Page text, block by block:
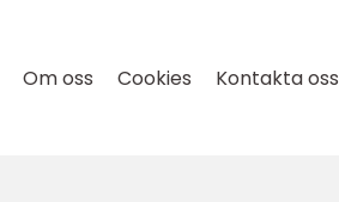
Om oss Cookies Kontakta oss